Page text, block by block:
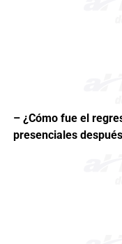
– ¿Cómo fue el
presenciales